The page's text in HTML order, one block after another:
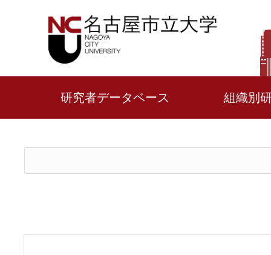
研究者データベース 組織別